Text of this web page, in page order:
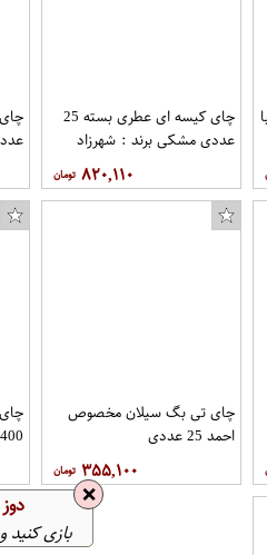
چای کیسه ای عطری بسته 25
عددی مشکی برند : شهرزاد
۸۲۰,۱۱۰
چای تی بگ سیلان مخصوص
احمد 25 عددی
۳۵۵,۱۰۰
400 گرمی
❌
بازی کنید